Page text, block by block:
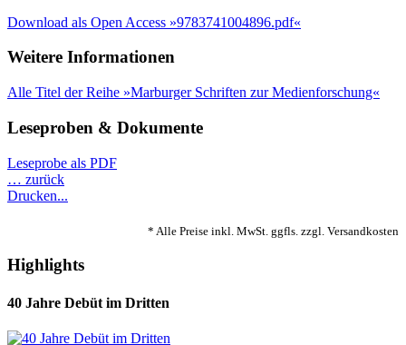
Download als Open Access »9783741004896.pdf«
Weitere Informationen
Alle Titel der Reihe »Marburger Schriften zur Medienforschung«
Leseproben & Dokumente
Leseprobe als PDF
… zurück
Drucken...
* Alle Preise inkl. MwSt. ggfls. zzgl. Versandkosten
Highlights
40 Jahre Debüt im Dritten